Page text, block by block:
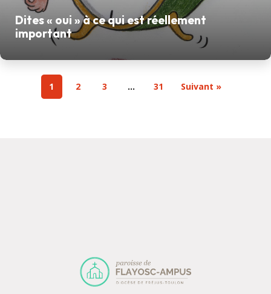
Dites « oui » à ce qui est réellement
important
1 2 3 … 31 Suivant »